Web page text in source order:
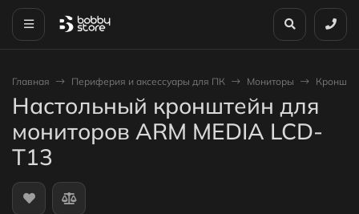
Главная Периферия и аксессуары для ПК Мониторы
Настольный кронштейн для
мониторов ARM MEDIA LCD-
T13